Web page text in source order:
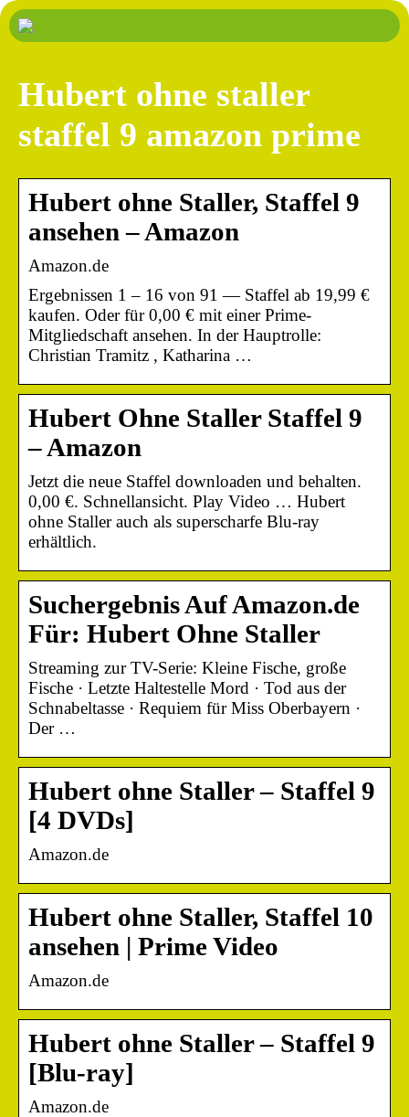
Hubert ohne staller
staffel 9 amazon prime
Hubert ohne Staller, Staffel 9
ansehen – Amazon
Amazon.de
Ergebnissen 1 – 16 von 91 — Staffel ab 19,99 €
kaufen. Oder für 0,00 € mit einer Prime-
Mitgliedschaft ansehen. In der Hauptrolle:
Christian Tramitz , Katharina …
Hubert Ohne Staller Staffel 9
– Amazon
Jetzt die neue Staffel downloaden und behalten.
0,00 €. Schnellansicht. Play Video … Hubert
ohne Staller auch als superscharfe Blu-ray
erhältlich.
Suchergebnis Auf Amazon.de
Für: Hubert Ohne Staller
Streaming zur TV-Serie: Kleine Fische, große
Fische · Letzte Haltestelle Mord · Tod aus der
Schnabeltasse · Requiem für Miss Oberbayern ·
Der …
Hubert ohne Staller – Staffel 9
[4 DVDs]
Amazon.de
Hubert ohne Staller, Staffel 10
ansehen | Prime Video
Amazon.de
Hubert ohne Staller – Staffel 9
[Blu-ray]
Amazon.de